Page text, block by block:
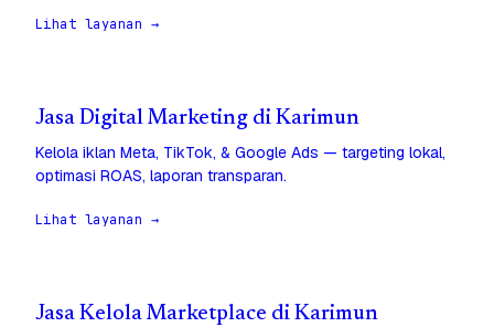
Lihat layanan →
Jasa Digital Marketing di Karimun
Kelola iklan Meta, TikTok, & Google Ads — targeting lokal,
optimasi ROAS, laporan transparan.
Lihat layanan →
Jasa Kelola Marketplace di Karimun